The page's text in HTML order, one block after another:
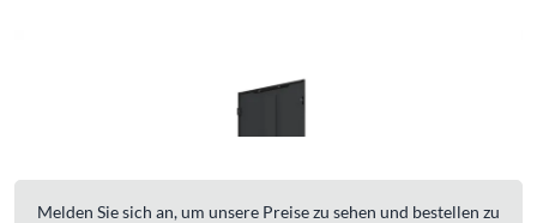
Melden Sie sich an, um unsere Preise zu sehen und bestellen zu